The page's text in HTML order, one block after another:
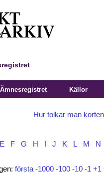
Källor
Hur tolkar man
E F G H J K L M N
första -1000 -100 -10 -1 +1